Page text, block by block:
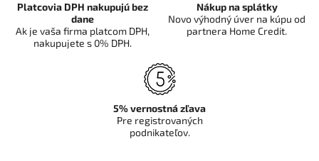
Platcovia DPH nakupujú bez
dane
Ak je vaša firma platcom DPH,
nakupujete s 0% DPH.
Nákup na splátky
Novo výhodný úver na kúpu od
partnera Home Credit.
5% vernostná zľava
Pre registrovaných
podnikateľov.